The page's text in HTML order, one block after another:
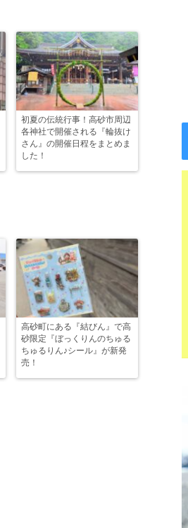
初夏の伝統行事！高砂市周辺
各神社で開催される『輪抜け
さん』の開催日程をまとめま
した！
高砂町にある『結びん』で高
砂限定『ぼっくりんのちゅる
ちゅるりん♪シール』が新発
売！